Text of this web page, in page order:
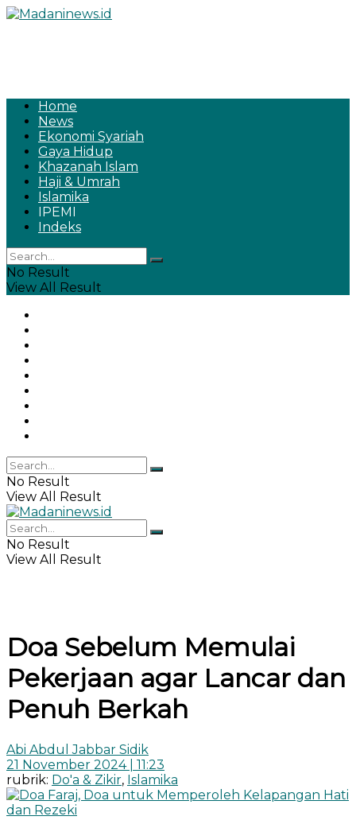
Home
News
Ekonomi Syariah
Gaya Hidup
Khazanah Islam
Haji & Umrah
Islamika
IPEMI
Indeks
No Result
View All Result
No Result
View All Result
No Result
View All Result
Doa Sebelum Memulai
Pekerjaan agar Lancar dan
Penuh Berkah
Abi Abdul Jabbar Sidik
21 November 2024 | 11:23
rubrik: Do'a & Zikir, Islamika